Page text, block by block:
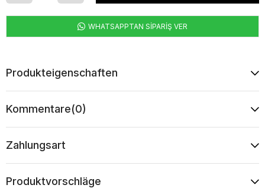
WHATSAPPTAN SİPARİŞ VER
Produkteigenschaften
Kommentare(0)
Zahlungsart
Produktvorschläge